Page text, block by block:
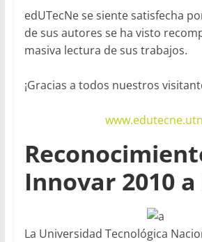
edUTecNe se siente satisfecha
de sus autores se ha visto
masiva lectura de sus trabajos.
¡Gracias a todos nuestros
Innovar 2010 a
La Universidad Tecnológica